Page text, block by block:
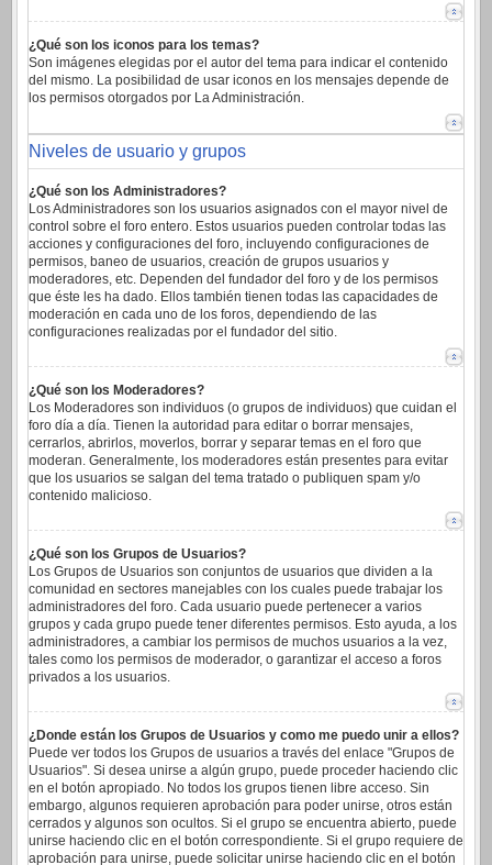
¿Qué son los iconos para los temas?
Son imágenes elegidas por el autor del tema para indicar el contenido
del mismo. La posibilidad de usar iconos en los mensajes depende de
los permisos otorgados por La Administración.
Niveles de usuario y grupos
¿Qué son los Administradores?
Los Administradores son los usuarios asignados con el mayor nivel de
control sobre el foro entero. Estos usuarios pueden controlar todas las
acciones y configuraciones del foro, incluyendo configuraciones de
permisos, baneo de usuarios, creación de grupos usuarios y
moderadores, etc. Dependen del fundador del foro y de los permisos
que éste les ha dado. Ellos también tienen todas las capacidades de
moderación en cada uno de los foros, dependiendo de las
configuraciones realizadas por el fundador del sitio.
¿Qué son los Moderadores?
Los Moderadores son individuos (o grupos de individuos) que cuidan el
foro día a día. Tienen la autoridad para editar o borrar mensajes,
cerrarlos, abrirlos, moverlos, borrar y separar temas en el foro que
moderan. Generalmente, los moderadores están presentes para evitar
que los usuarios se salgan del tema tratado o publiquen spam y/o
contenido malicioso.
¿Qué son los Grupos de Usuarios?
Los Grupos de Usuarios son conjuntos de usuarios que dividen a la
comunidad en sectores manejables con los cuales puede trabajar los
administradores del foro. Cada usuario puede pertenecer a varios
grupos y cada grupo puede tener diferentes permisos. Esto ayuda, a los
administradores, a cambiar los permisos de muchos usuarios a la vez,
tales como los permisos de moderador, o garantizar el acceso a foros
privados a los usuarios.
¿Donde están los Grupos de Usuarios y como me puedo unir a ellos?
Puede ver todos los Grupos de usuarios a través del enlace "Grupos de
Usuarios". Si desea unirse a algún grupo, puede proceder haciendo clic
en el botón apropiado. No todos los grupos tienen libre acceso. Sin
embargo, algunos requieren aprobación para poder unirse, otros están
cerrados y algunos son ocultos. Si el grupo se encuentra abierto, puede
unirse haciendo clic en el botón correspondiente. Si el grupo requiere de
aprobación para unirse, puede solicitar unirse haciendo clic en el botón